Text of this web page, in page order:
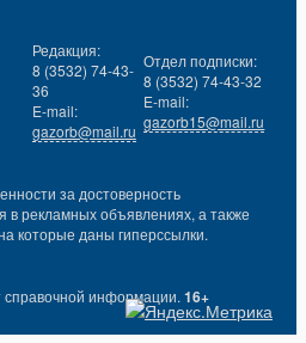
Редакция:
8 (3532) 74-43-
36
E-mail:
gazorb@mail.ru
Отдел подписки:
8 (3532) 74-43-32
E-mail:
gazorb15@mail.ru
за достоверность
рекламных объявлениях, а также
которые даны гиперссылки.
справочной информации. 16+